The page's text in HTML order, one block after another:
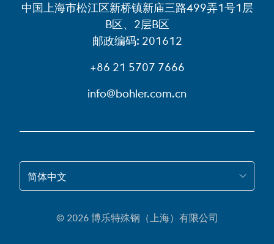
中国上海市松江区新桥镇新庙三路499弄1号1层
B区、2层B区
邮政编码: 201612
+86 21 5707 7666
info@bohler.com.cn
跳转到 ZH-HANS
简体中文
© 2026 博乐特殊钢（上海）有限公司